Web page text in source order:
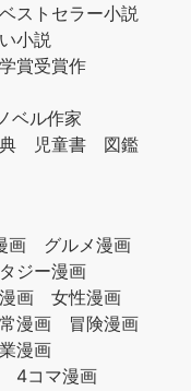
ベストセラー小説
小説
賞受賞作
ベル作家
児童書
図鑑
画
グルメ漫画
ジー漫画
画
女性漫画
漫画
冒険漫画
漫画
4コマ漫画